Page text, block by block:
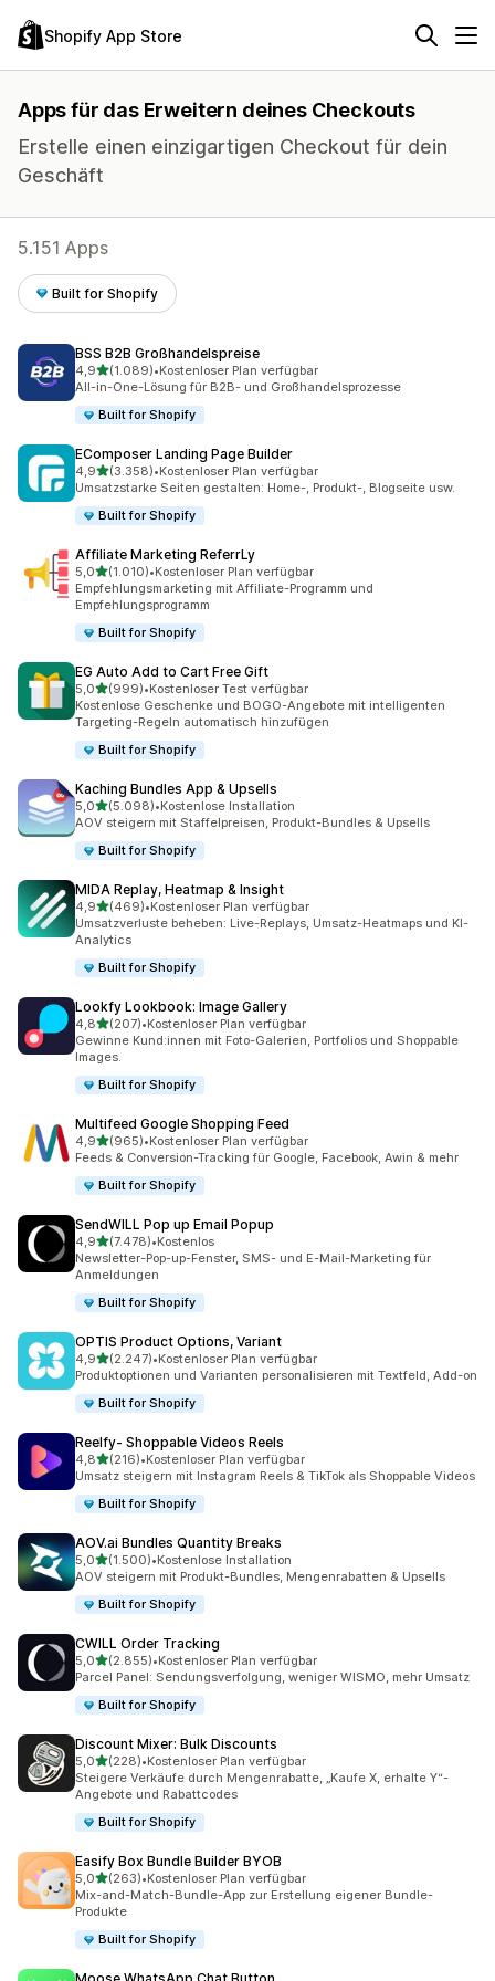
Shopify App Store
Apps für das Erweitern deines Checkouts
Erstelle einen einzigartigen Checkout für dein
Geschäft
5.151 Apps
Built for Shopify
BSS B2B Großhandelspreise
4,9von 5 Sternen
(1.089)
1089 Rezensionen insgesamt
•Kostenloser Plan verfügbar
All-in-One-Lösung für B2B- und Großhandelsprozesse
Built for Shopify
EComposer Landing Page Builder
4,9von 5 Sternen
(3.358)
3358 Rezensionen insgesamt
•Kostenloser Plan verfügbar
Umsatzstarke Seiten gestalten: Home-, Produkt-, Blogseite usw.
Built for Shopify
Affiliate Marketing ReferrLy
5,0von 5 Sternen
(1.010)
1010 Rezensionen insgesamt
•Kostenloser Plan verfügbar
Empfehlungsmarketing mit Affiliate-Programm und
Empfehlungsprogramm
Built for Shopify
EG Auto Add to Cart Free Gift
5,0von 5 Sternen
(999)
999 Rezensionen insgesamt
•Kostenloser Test verfügbar
Kostenlose Geschenke und BOGO-Angebote mit intelligenten
Targeting-Regeln automatisch hinzufügen
Built for Shopify
Kaching Bundles App & Upsells
5,0von 5 Sternen
(5.098)
5098 Rezensionen insgesamt
•Kostenlose Installation
AOV steigern mit Staffelpreisen, Produkt-Bundles & Upsells
Built for Shopify
MIDA Replay, Heatmap & Insight
4,9von 5 Sternen
(469)
469 Rezensionen insgesamt
•Kostenloser Plan verfügbar
Umsatzverluste beheben: Live-Replays, Umsatz-Heatmaps und KI-
Analytics
Built for Shopify
Lookfy Lookbook: Image Gallery
4,8von 5 Sternen
(207)
207 Rezensionen insgesamt
•Kostenloser Plan verfügbar
Gewinne Kund:innen mit Foto-Galerien, Portfolios und Shoppable
Images.
Built for Shopify
Multifeed Google Shopping Feed
4,9von 5 Sternen
(965)
965 Rezensionen insgesamt
•Kostenloser Plan verfügbar
Feeds & Conversion-Tracking für Google, Facebook, Awin & mehr
Built for Shopify
SendWILL Pop up Email Popup
4,9von 5 Sternen
(7.478)
7478 Rezensionen insgesamt
•Kostenlos
Newsletter-Pop-up-Fenster, SMS- und E-Mail-Marketing für
Anmeldungen
Built for Shopify
OPTIS Product Options, Variant
4,9von 5 Sternen
(2.247)
2247 Rezensionen insgesamt
•Kostenloser Plan verfügbar
Produktoptionen und Varianten personalisieren mit Textfeld, Add-on
Built for Shopify
Reelfy‑ Shoppable Videos Reels
4,8von 5 Sternen
(216)
216 Rezensionen insgesamt
•Kostenloser Plan verfügbar
Umsatz steigern mit Instagram Reels & TikTok als Shoppable Videos
Built for Shopify
AOV.ai Bundles Quantity Breaks
5,0von 5 Sternen
(1.500)
1500 Rezensionen insgesamt
•Kostenlose Installation
AOV steigern mit Produkt-Bundles, Mengenrabatten & Upsells
Built for Shopify
CWILL Order Tracking
5,0von 5 Sternen
(2.855)
2855 Rezensionen insgesamt
•Kostenloser Plan verfügbar
Parcel Panel: Sendungsverfolgung, weniger WISMO, mehr Umsatz
Built for Shopify
Discount Mixer: Bulk Discounts
5,0von 5 Sternen
(228)
228 Rezensionen insgesamt
•Kostenloser Plan verfügbar
Steigere Verkäufe durch Mengenrabatte, „Kaufe X, erhalte Y“-
Angebote und Rabattcodes
Built for Shopify
Easify Box Bundle Builder BYOB
5,0von 5 Sternen
(263)
263 Rezensionen insgesamt
•Kostenloser Plan verfügbar
Mix-and-Match-Bundle-App zur Erstellung eigener Bundle-
Produkte
Built for Shopify